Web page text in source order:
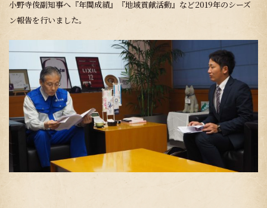
小野寺俊副知事へ『年間成績』『地域貢献活動』など2019年のシーズ
ン報告を行いました。